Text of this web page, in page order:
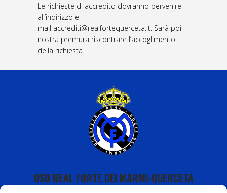
Le richieste di accredito dovranno pervenire
all’indirizzo e-
mail accrediti@realfortequerceta.it . Sarà poi
nostra premura riscontrare l’accoglimento
della richiesta.
USD REAL FORTE DEI MARMI-QUERCETA